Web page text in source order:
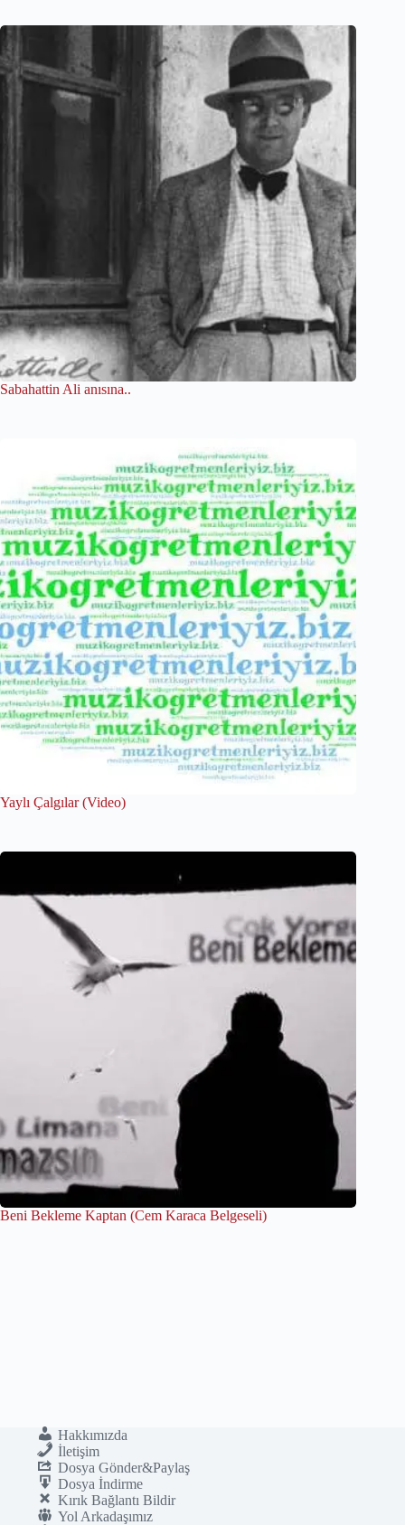
Sabahattin Ali anısına..
Yaylı Çalgılar (Video)
Beni Bekleme Kaptan (Cem Karaca Belgeseli)
Hakkımızda
İletişim
Dosya Gönder&Paylaş
Dosya İndirme
Kırık Bağlantı Bildir
Yol Arkadaşımız